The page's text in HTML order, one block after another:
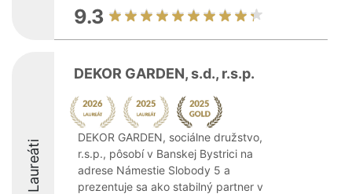
9.3
Laureáti
DEKOR GARDEN, s.d., r.s.p.
DEKOR GARDEN, sociálne družstvo,
r.s.p., pôsobí v Banskej Bystrici na
adrese Námestie Slobody 5 a
prezentuje sa ako stabilný partner v